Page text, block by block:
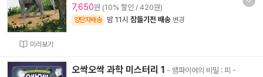
미리보기
7,650원 (10% 할인 / 420원)
양탄자배송 밤 11시 잠들기전 배송 변경
오싹오싹 과학 미스터리 1 - 뱀파이어의 비밀 : 피 -